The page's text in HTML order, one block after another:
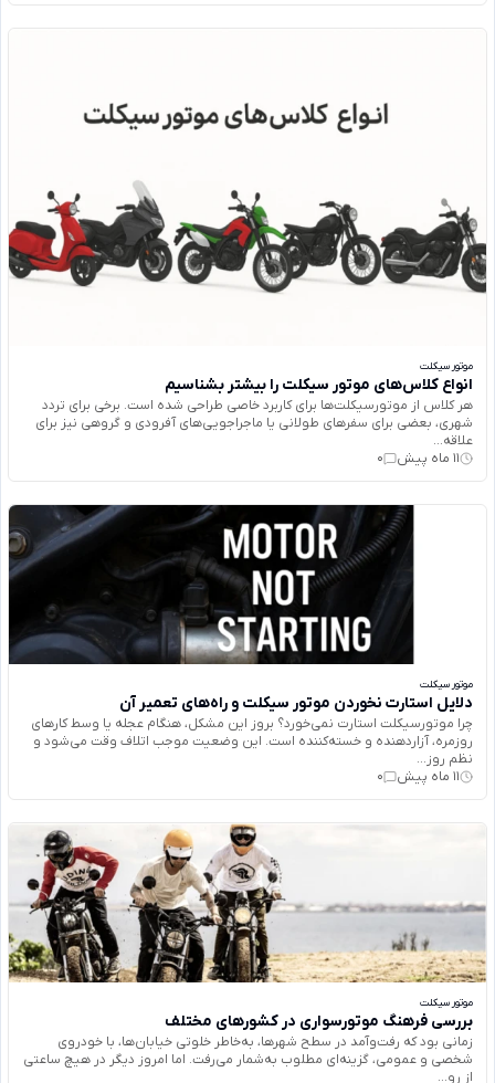
موتور سیکلت
انواع کلاس‌های موتور سیکلت را بیشتر بشناسیم
هر کلاس از موتورسیکلت‌ها برای کاربرد خاصی طراحی شده است. برخی برای تردد
شهری، بعضی برای سفرهای طولانی یا ماجراجویی‌های آفرودی و گروهی نیز برای
علاقه‌...
11 ماه پیش
0
موتور سیکلت
دلایل استارت نخوردن موتور سیکلت و راه‌های تعمیر آن
چرا موتورسیکلت استارت نمی‌خورد؟ بروز این مشکل، هنگام عجله یا وسط کارهای
روزمره، آزاردهنده و خسته‌کننده است. این وضعیت موجب اتلاف وقت می‌شود و
نظم روز...
11 ماه پیش
0
موتور سیکلت
بررسی فرهنگ موتورسواری در کشورهای مختلف
زمانی بود که رفت‌وآمد در سطح شهرها، به‌خاطر خلوتی خیابان‌ها، با خودروی
شخصی و عمومی، گزینه‌ای مطلوب به‌شمار می‌رفت. اما امروز دیگر در هیچ ساعتی
از رو...